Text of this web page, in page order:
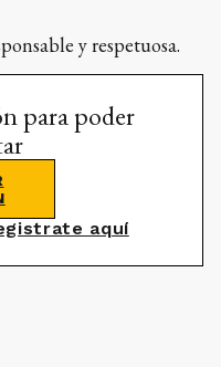
y respetuosa.
para poder
aquí